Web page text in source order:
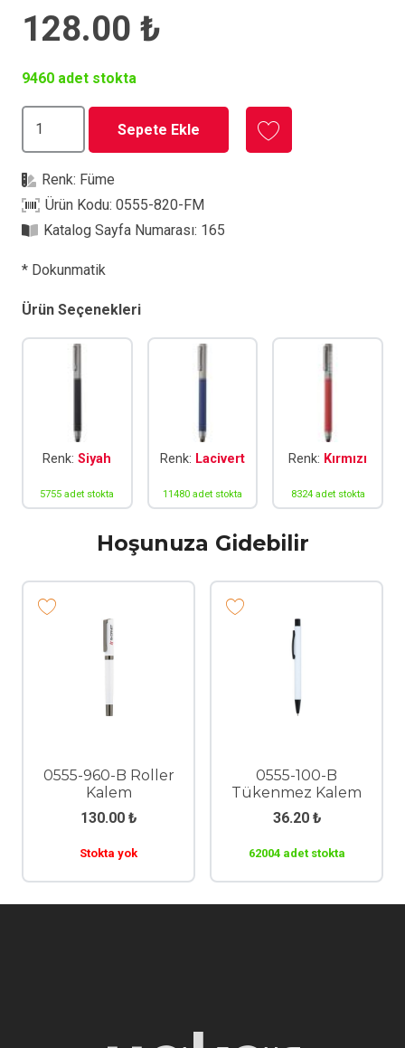
128.00 ₺
9460 adet stokta
Roller
Sepete Ekle
Renk: Füme
Ürün Kodu:0555-820-FM
Katalog Sayfa Numarası: 165
* Dokunmatik
Ürün Seçenekleri
Renk:Siyah
5755 adet stokta
Renk: Lacivert
11480 adet stokta
Renk: Kırmızı
8324 adet stokta
Hoşunuza Gidebilir
0555-960-B Roller
Kalem
130.00 ₺
Stokta yok
0555-100-B
Tükenmez Kalem
36.20 ₺
62004 adet stokta